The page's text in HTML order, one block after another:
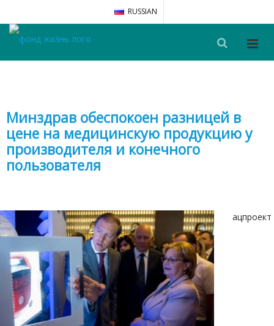
RUSSIAN
Минздрав обеспокоен разницей в
цене на медицинскую продукцию у
производителя и конечного
пользователя
ацпроект